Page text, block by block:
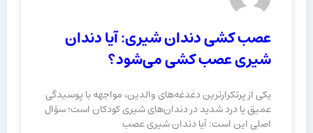
عصب کشی دندان شیری: آیا دندان
شیری عصب کشی می‌شود؟
یکی از پرتکرارترین دغدغه‌های والدین، مواجهه با پوسیدگی
عمیق یا درد شدید در دندان‌های شیری کودکان است؛ سؤال
اصلی این است: آیا دندان شیری عصب